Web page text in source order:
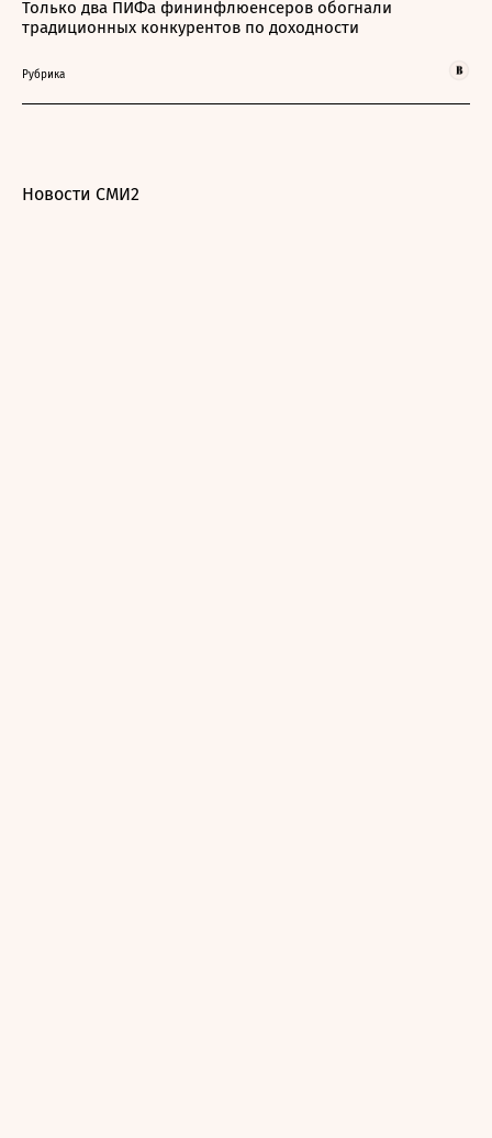
Только два ПИФа фининфлюенсеров обогнали
традиционных конкурентов по доходности
Рубрика
Новости СМИ2